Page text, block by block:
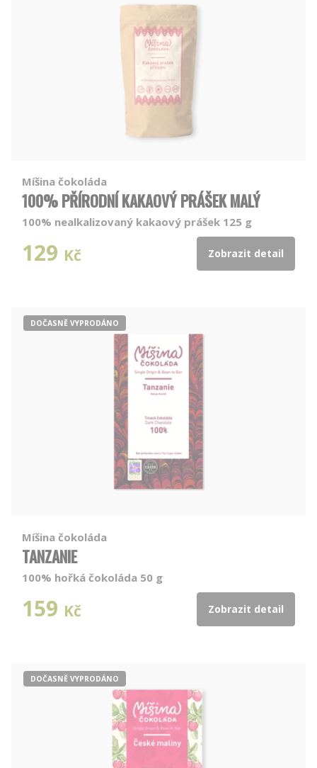
Míšina čokoláda
100% PŘÍRODNÍ KAKAOVÝ PRÁŠEK MALÝ
100% nealkalizovaný kakaový prášek 125 g
129 Kč Zobrazit detail
DOČASNĚ VYPRODÁNO
Míšina čokoláda
TANZANIE
100% hořká čokoláda 50 g
159 Kč Zobrazit detail
DOČASNĚ VYPRODÁNO